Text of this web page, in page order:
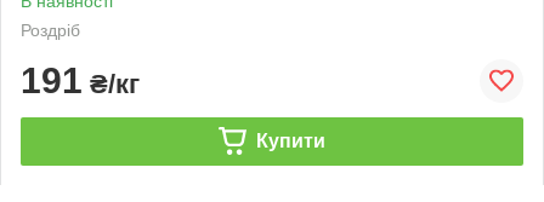
Роздріб
191 ₴/кг
Купити